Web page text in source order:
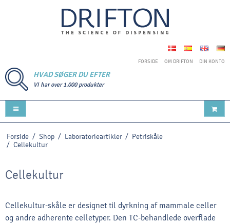
FORSIDE OM DRIFTON DIN KONTO
HVAD SØGER DU EFTER
VI har over 1.000 produkter
Forside / Shop / Laboratorieartikler / Petriskåle
/ Cellekultur
Cellekultur
Cellekultur-skåle er designet til dyrkning af mammale celler
og andre adherente celletyper. Den TC-behandlede overflade